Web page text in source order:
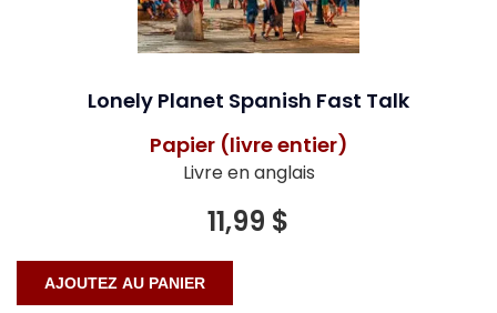
Lonely Planet Spanish Fast Talk
Papier (livre entier)
Livre en anglais
11,99 $